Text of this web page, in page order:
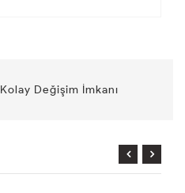
Kolay Değişim İmkanı